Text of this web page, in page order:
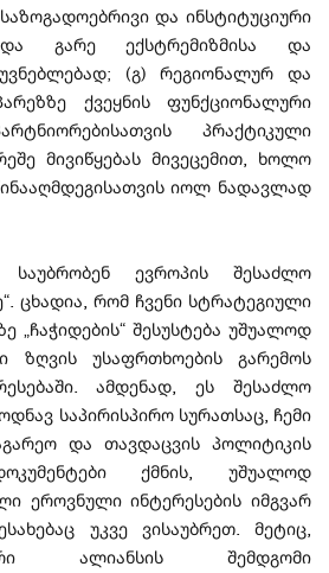
და ინსტიტუციური
გარე ექსტრემიზმისა და
(გ) რეგიონალურ და
ქვეყნის ფუნქციონალური
პრაქტიკული
მივიწყებას მივეცემით, ხოლო
იოლ ნადავლად
ევროპის შესაძლო
ცხადია, რომ ჩვენი სტრატეგიული
„ჩაჭიდების“ შესუსტება უშუალოდ
ზღვის უსაფრთხოების გარემოს
ამდენად, ეს შესაძლო
საპირისპირო სურათსაც, ჩემი
და თავდაცვის პოლიტიკის
ქმნის, უშუალოდ
ეროვნული ინტერესების იმგვარ
უკვე ვისაუბრეთ. მეტიც,
ალიანსის შემდგომი